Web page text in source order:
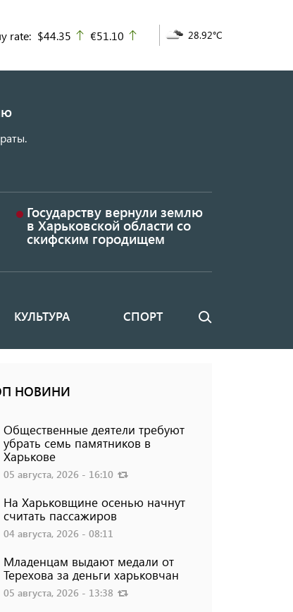
rate: $44.35 up
€51.10 28.92°C
Государству вернули землю
в Харьковской области со
скифским городищем
КУЛЬТУРА СПОРТ Поиск
НОВИНИ
Общественные деятели требуют
убрать семь памятников в
Харькове
05 августа, 2026 - 16:10
На Харьковщине осенью начнут
считать пассажиров
04 августа, 2026 - 08:11
Младенцам выдают медали от
Терехова за деньги харьковчан
05 августа, 2026 - 13:38